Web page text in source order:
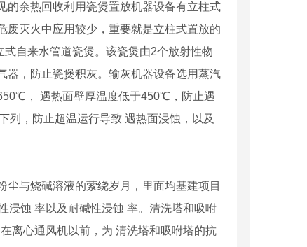
余热回收利用瓷煲置放机器设备有立柱式
废灭火中应用较少，重要就是立柱式置放的
自来水管道瓷煲。该瓷煲由2个放射性物
器，防止瓷煲积灰。输灰机器设备选用蒸汽
， 遇热面壁厚温度低于450℃，防止遇
，防止超温运行导致 遇热面浸蚀，以及
与烧碱溶液的萦绕岁月，里面均基建项目
浸蚀 率以及耐碱性浸蚀 率。清洗塔和吸咐
离心通风机以前，为 清洗塔和吸咐塔的抗